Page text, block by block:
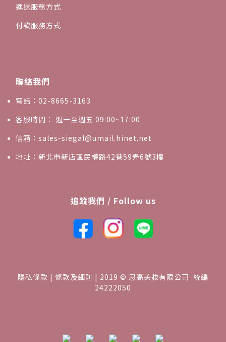
運送服務方式
付款服務方式
聯絡我們
電話：02-8665-3163
客服時間： 週一至週五 09:00~17:00
信箱：sales-siegal@umail.hinet.net
地址：新北市新店區民權路42巷59弄6號3樓
追蹤我們 / Follow us
隱私條款 | 條款及細則 | 2019 © 思高美妝有限公司 統編
24222050